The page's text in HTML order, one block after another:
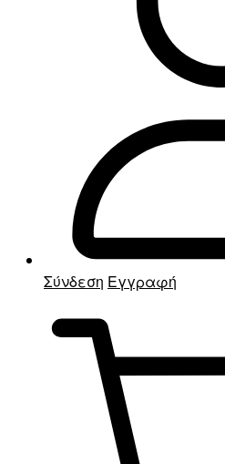
Σύνδεση Εγγραφή